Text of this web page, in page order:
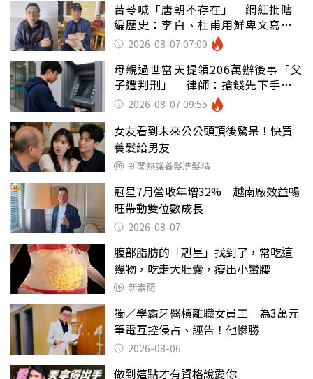
苦苓喊「唐朝不存在」 網紅批瞎
編歷史：李白、杜甫用鮮卑文寫
詩？2026-08-07 07:09
母親過世當天提領206萬辦後事「父
子遭判刑」 律師：搶錢先下手是
罪 2026-08-07 09:55
女友看到未來公公頭頂後驚呆！快買
養髮給男友
新聞熱議養髮洗髮精
冠星7月營收年增32% 越南廠效益暢
旺帶動雙位數成長
2026-08-07
腹部脂肪的「剋星」找到了，常吃這
幾物，吃走大肚囊，瘦出小蠻腰
新素簡
獨／學霸牙醫槓離職女員工 為3萬元
筆電互控侵占、誣告！他慘勝
2026-08-06
做到這點才有資格說愛你